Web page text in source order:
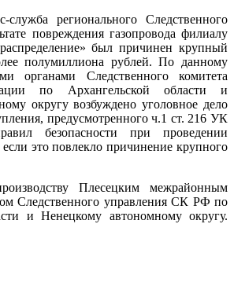
служба регионального Следственного
повреждения газопровода филиалу
был причинен крупный
полумиллиона рублей. По данному
органами Следственного комитета
по Архангельской области и
округу возбуждено уголовное дело
предусмотренного ч.1 ст. 216 УК
безопасности при проведении
если это повлекло причинение крупного
Плесецким межрайонным
Следственного управления СК РФ по
и Ненецкому автономному округу.